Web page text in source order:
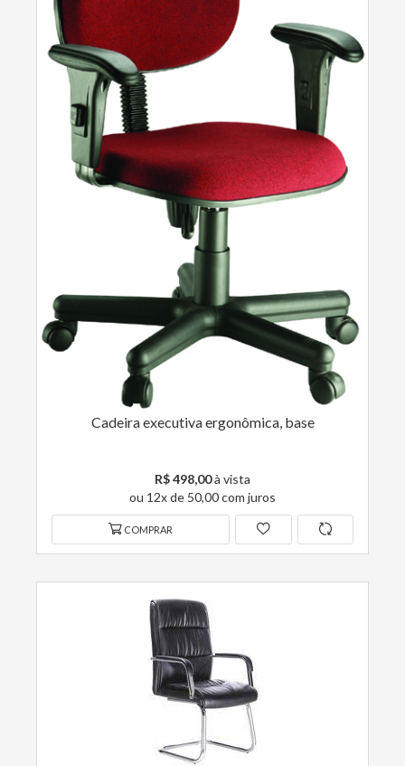
Cadeira executiva ergonômica, base
R$ 498,00à vista
ou 12x de 50,00 com juros
COMPRAR